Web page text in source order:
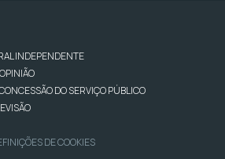
INDEPENDENTE
DO SERVIÇO PÚBLICO
DE COOKIES